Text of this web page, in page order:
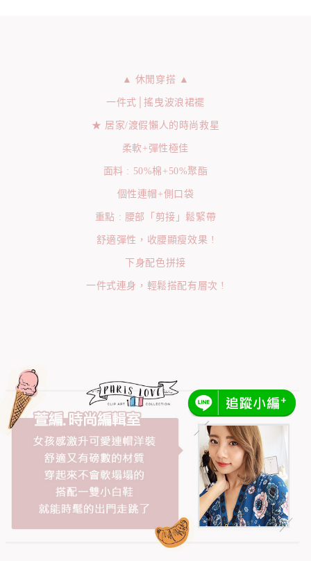
▲ 休閒穿搭 ▲
一件式│搖曳波浪裙襬
★ 居家/渡假懶人的時尚救星
柔軟+彈性極佳
面料 : 50%棉+50%聚酯
個性連帽+側口袋
重點 : 腰部「剪接」鬆緊帶
舒適彈性，收腰顯瘦效果 !
下身配色拼接
一件式連身，輕鬆搭配有層次 !